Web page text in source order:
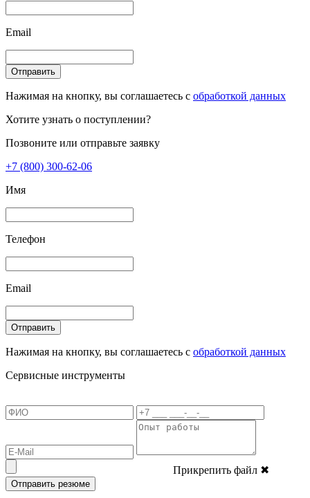
Email
Отправить
Нажимая на кнопку, вы соглашаетесь с обработкой данных
Хотите узнать о поступлении?
Позвоните или отправьте заявку
+7 (800) 300-62-06
Имя
Телефон
Email
Отправить
Нажимая на кнопку, вы соглашаетесь с обработкой данных
Сервисные инструменты
Прикрепить файл ✖
Отправить резюме